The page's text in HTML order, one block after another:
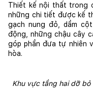
Thiết kế nội thất trong
những chi tiết được kế
gạch nung đỏ, dầm
động, những chậu cây
góp phần đưa tự nhiên
hòa.
Khu vực tầng hai dỡ